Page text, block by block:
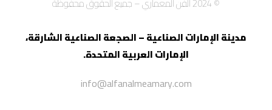
مدينة الإمارات الصناعية – الصجعة الصناعيةالشارقة،
الإمارات العربية المتحدة.
info@alfanalmeamary.com